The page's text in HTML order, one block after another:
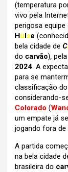
(temperatura
vivo pela
perigosa equipe
Hülse
bela cidade de C
do carvão),
2024. A
para se
classificação do
considerando-
Colorado (
um empate já
jogando fora de
A partida
na bela cidade
brasileira do